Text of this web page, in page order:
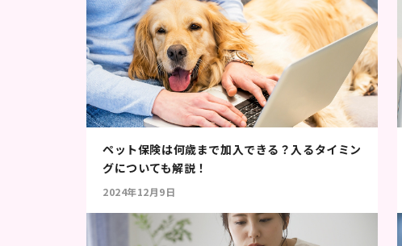
ペット保険は何歳まで加入できる？入るタイミン
グについても解説！
2024年12月9日